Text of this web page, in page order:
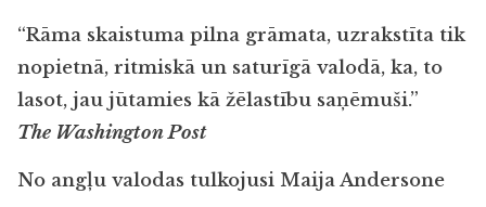
“Rāma skaistuma pilna grāmata, uzrakstīta tik
nopietnā, ritmiskā un saturīgā valodā, ka, to
lasot, jau jūtamies kā žēlastību saņēmuši.”
The Washington Post
No angļu valodas tulkojusi Maija Andersone